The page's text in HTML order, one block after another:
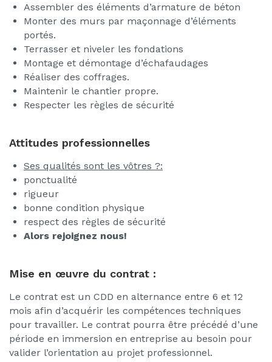
Assembler des éléments d’armature de béton
Monter des murs par maçonnage d’éléments
portés.
Terrasser et niveler les fondations
Montage et démontage d’échafaudages
Réaliser des coffrages.
Maintenir le chantier propre.
Respecter les règles de sécurité
Attitudes professionnelles
Ses qualités sont les vôtres ?:
ponctualité
rigueur
bonne condition physique
respect des règles de sécurité
Alors rejoignez nous!
Mise en œuvre du contrat :
Le contrat est un CDD en alternance entre 6 et 12
mois afin d’acquérir les compétences techniques
pour travailler. Le contrat pourra être précédé d’une
période en immersion en entreprise au besoin pour
valider l’orientation au projet professionnel.